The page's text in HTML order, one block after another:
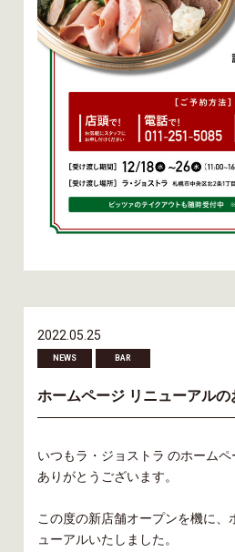
2022.05.25
NEWS BAR
ホームページ リニューアルの
いつもラ・ジョストラ のホームペ
ありがとうございます。
この度の新店舗オープンを機に、
ューアルいたしました。